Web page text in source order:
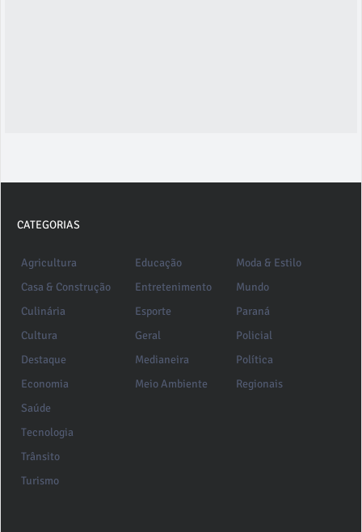
CATEGORIAS
Agricultura
Casa & Construção
Culinária
Cultura
Destaque
Economia
Educação
Entretenimento
Esporte
Geral
Medianeira
Meio Ambiente
Moda & Estilo
Mundo
Paraná
Policial
Política
Regionais
Saúde
Tecnologia
Trânsito
Turismo